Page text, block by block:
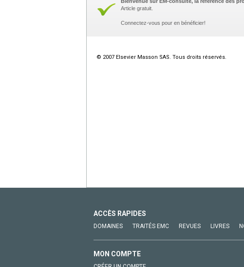
Article gratuit.
Connectez-vous pour en bénéficier!
© 2007 Elsevier Masson SAS. Tous droits réservés.
ACCÈS RAPIDES
DOMAINES TRAITÉS EMC REVUES LIVRES
MON COMPTE